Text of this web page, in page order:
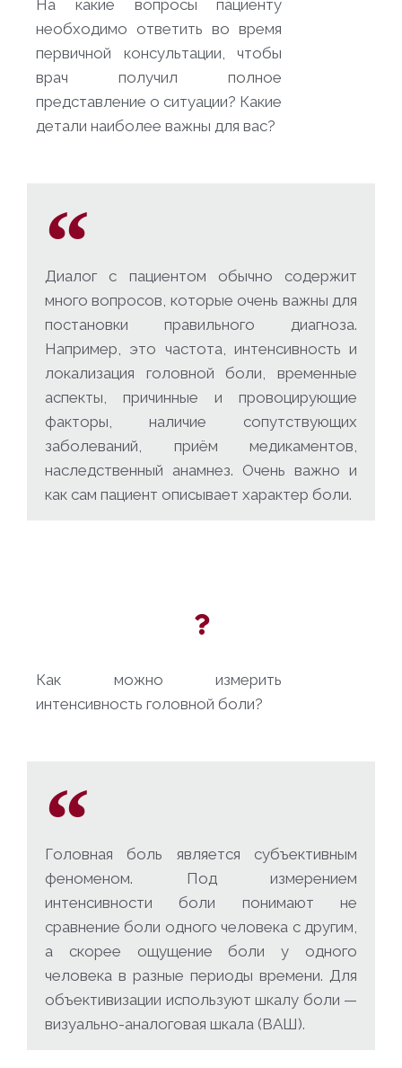
На какие вопросы пациенту
необходимо ответить во время
первичной консультации, чтобы
врач получил полное
представление о ситуации? Какие
детали наиболее важны для вас?
Диалог с пациентом обычно содержит
много вопросов, которые очень важны для
постановки правильного диагноза.
Например, это частота, интенсивность и
локализация головной боли, временные
аспекты, причинные и провоцирующие
факторы, наличие сопутствующих
заболеваний, приём медикаментов,
наследственный анамнез. Очень важно и
как сам пациент описывает характер боли.
Как можно измерить
интенсивность головной боли?
Головная боль является субъективным
феноменом. Под измерением
интенсивности боли понимают не
сравнение боли одного человека с другим,
а скорее ощущение боли у одного
человека в разные периоды времени. Для
объективизации используют шкалу боли —
визуально-аналоговая шкала (ВАШ).